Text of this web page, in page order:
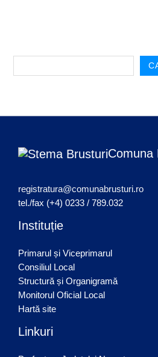
Comuna
registratura@comunabrusturi.ro
tel./fax (+4) 0233 / 789.032
Instituție
Primarul și Viceprimarul
Consiliul Local
Structură și Organigramă
Monitorul Oficial Local
Hartă site
Linkuri